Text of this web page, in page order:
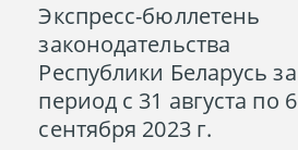
Экспресс-бюллетень
законодательства
Республики Беларусь за
период с 31 августа по 6
сентября 2023 г.